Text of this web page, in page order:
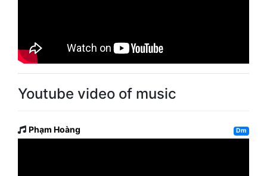
Youtube video of music
Phạm Hoàng Dm